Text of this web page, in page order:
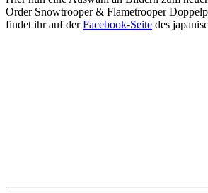
Order Snowtrooper & Flametrooper
findet ihr auf derFacebook-Seite des